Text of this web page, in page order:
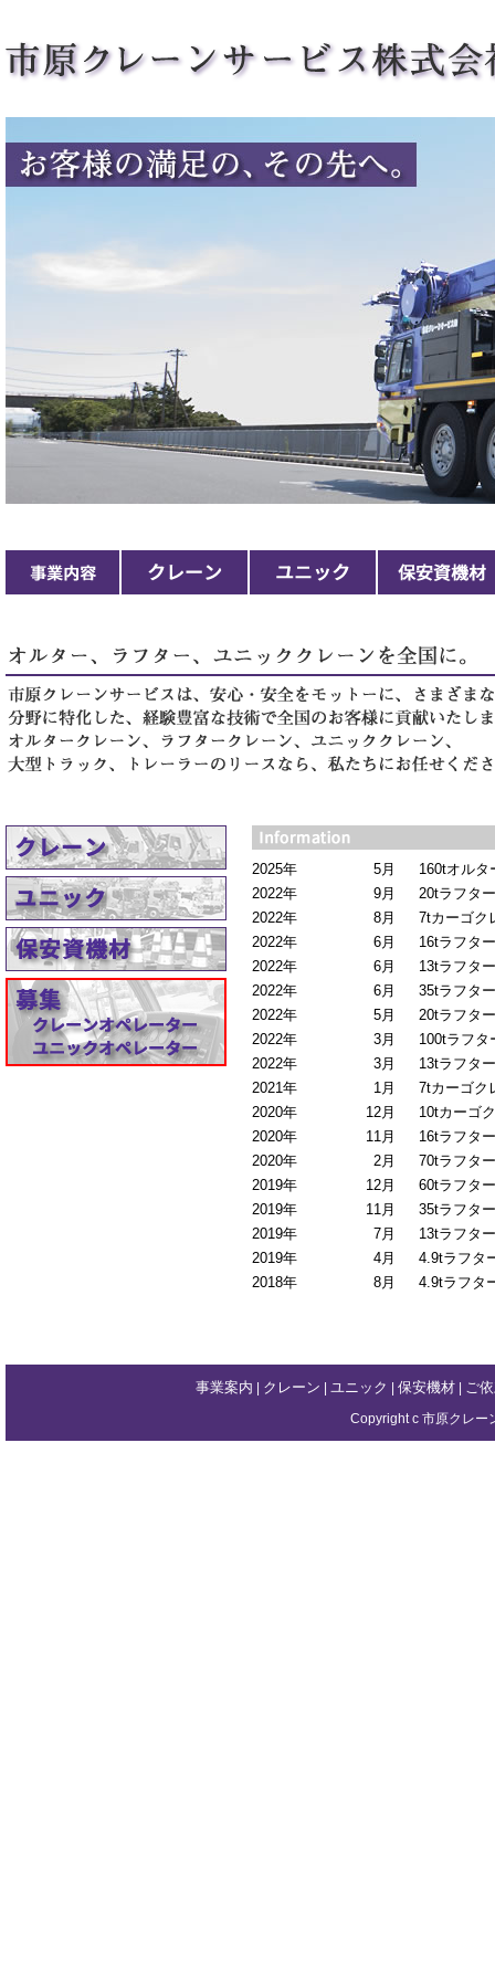
2025年 5月
160tオルタ
2022年
9月
20tラフタ
2022年
8月
7tカーゴク
2022年
6月
16tラフタ
2022年
6月
13tラフタ
2022年
6月
35tラフタ
2022年
5月
20tラフタ
2022年
3月
100tラフタ
2022年
3月
13tラフタ
2021年
1月
7tカーゴク
2020年
12月
10tカーゴ
2020年
11月
16tラフタ
2020年
2月
70tラフタ
2019年
12月
60tラフタ
2019年
11月
35tラフタ
2019年
7月
13tラフタ
2019年
4月
4.9tラフタ
2018年
8月 4.9tラフタ
事業案内 クレーン |ユニック |保安機材 ご
Copyright c 市原クレ